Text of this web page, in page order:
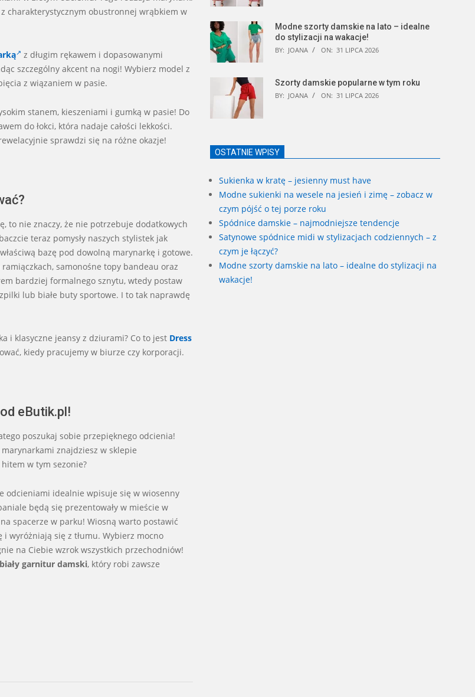
charakterystycznym obustronnej wrąbkiem w
z długim rękawem i dopasowanymi
szczególny akcent na nogi! Wybierz model z
z wiązaniem w pasie.
stanem, kieszeniami i gumką w pasie! Do
do łokci, która nadaje całości lekkości.
sprawdzi się na różne okazje!
to nie znaczy, że nie potrzebuje dodatkowych
teraz pomysły naszych stylistek jak
bazę pod dowolną marynarkę i gotowe.
ramiączkach, samonośne topy bandeau oraz
bardziej formalnego sznytu, wtedy postaw
lub białe buty sportowe. I to tak naprawdę
i klasyczne jeansy z dziurami? Co to jest Dress
kiedy pracujemy w biurze czy korporacji.
eButik.pl!
poszukaj sobie przepięknego odcienia!
znajdziesz w sklepie
w tym sezonie?
odcieniami idealnie wpisuje się w wiosenny
będą się prezentowały w mieście w
spacerze w parku! Wiosną warto postawić
wyróżniają się z tłumu. Wybierz mocno
na Ciebie wzrok wszystkich przechodniów!
biały garnitur damski, który robi zawsze
Modne szorty damskie na lato – idealne
do stylizacji na wakacje!
BY: JOANA ON: 31 LIPCA 2026
Szorty damskie popularne w tym roku
BY: JOANA ON: 31 LIPCA 2026
OSTATNIE WPISY
Sukienka w kratę – jesienny must have
Modne sukienki na wesele na jesień i zimę – zobacz w
czym pójść o tej porze roku
Spódnice damskie – najmodniejsze tendencje
Satynowe spódnice midi w stylizacjach codziennych – z
czym je łączyć?
Modne szorty damskie na lato – idealne do stylizacji na
wakacje!